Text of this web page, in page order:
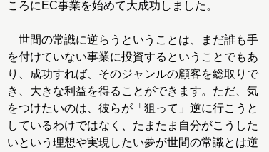
ころにEC事業を始めて大成功しました。
世間の常識に逆らうということは、まだ誰も手
を付けていない事業に投資するということでもあ
り、成功すれば、そのジャンルの顧客を総取りで
き、大きな利益を得ることができます。ただ、気
をつけたいのは、彼らが「狙って」逆に行こうと
しているわけではなく、たまたま自分がこうした
いという理想や実現したい夢が世間の常識とは逆